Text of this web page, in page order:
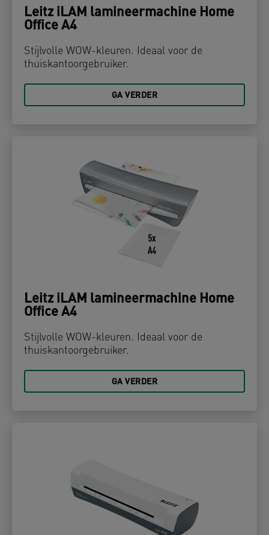
Leitz iLAM lamineermachine Home
Office A4
Stijlvolle WOW-kleuren. Ideaal voor de
thuiskantoorgebruiker.
GA VERDER
Leitz iLAM lamineermachine Home
Office A4
Stijlvolle WOW-kleuren. Ideaal voor de
thuiskantoorgebruiker.
GA VERDER